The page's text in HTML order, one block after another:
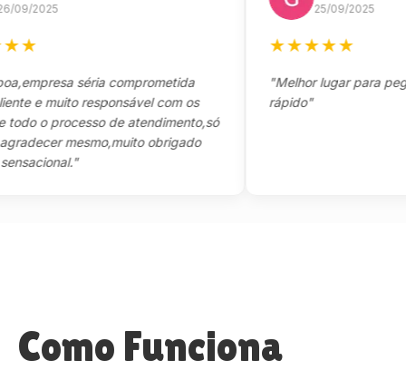
séria comprometida
muito responsável com os
o processo de atendimento,só
mesmo,muito obrigado
25/09/2025
★★★
"Melhor lugar para pegar
rápido"
Como Funciona